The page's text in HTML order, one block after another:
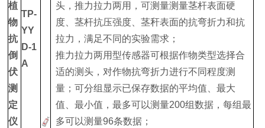
植
物
抗
倒
伏
测
定
仪
TP-
YY
D-1
A
头，推力拉力两用，可测量测量茎杆表面硬
度、茎杆抗压强度、茎秆表面的抗弯折力和抗
拉力，满足不同的实验需求；
推力拉力两用型传感器可根据作物类型选择合
适的测头，对作物抗弯折力进行不同程度测
量；可分组显示已保存数据的平均值、最大
值、最小值，最多可以测量200组数据，每组最
多可以测量96条数据；